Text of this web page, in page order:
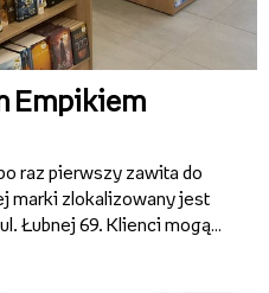
Empikiem
raz pierwszy zawita do
marki zlokalizowany jest
Łubnej 69. Klienci mogą